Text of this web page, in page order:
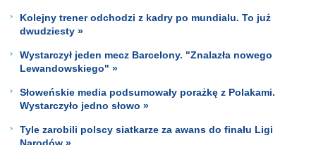
Kolejny trener odchodzi z kadry po mundialu. To już
dwudziesty »
Wystarczył jeden mecz Barcelony. "Znalazła nowego
Lewandowskiego" »
Słoweńskie media podsumowały porażkę z Polakami.
Wystarczyło jedno słowo »
Tyle zarobili polscy siatkarze za awans do finału Ligi
Narodów »